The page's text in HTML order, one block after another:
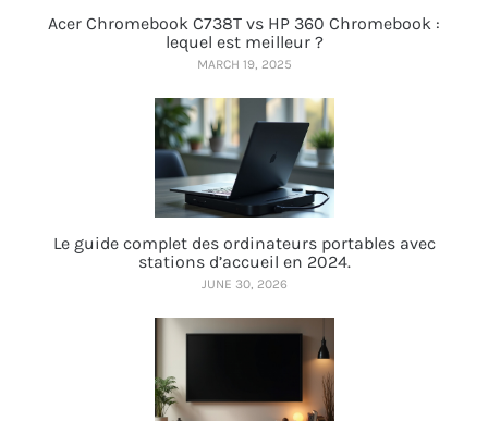
Acer Chromebook C738T vs HP 360 Chromebook :
lequel est meilleur ?
MARCH 19, 2025
Le guide complet des ordinateurs portables avec
stations d’accueil en 2024.
JUNE 30, 2026